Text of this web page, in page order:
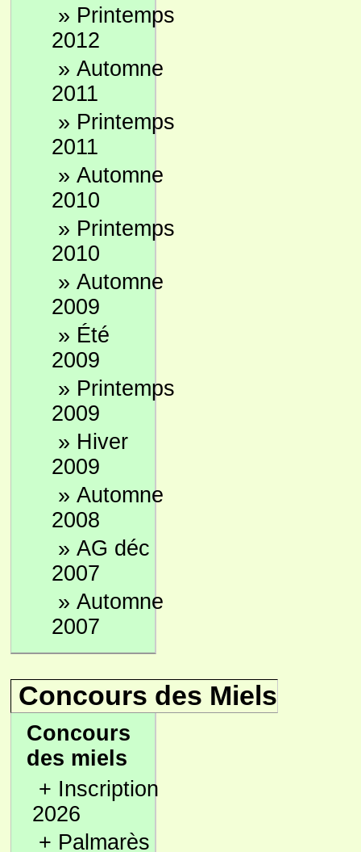
» Printemps
2012
» Automne
2011
» Printemps
2011
» Automne
2010
» Printemps
2010
» Automne
2009
» Été
2009
» Printemps
2009
» Hiver
2009
» Automne
2008
» AG déc
2007
» Automne
2007
Concours des Miels
Concours
des miels
+ Inscription
2026
+ Palmarès